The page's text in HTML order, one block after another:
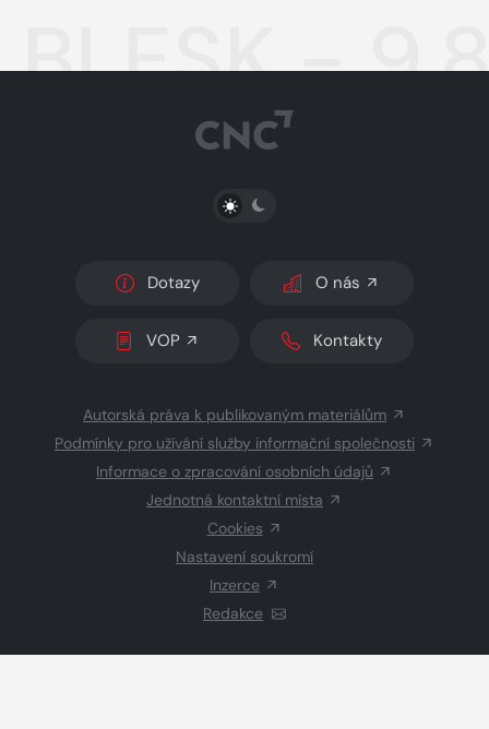
BLESK -
PŘEPNOUT SVĚTLÝ/TMAVÝ REŽIM
Dotazy O nás
VOP Kontakty
Autorská práva k publikovaným materiálům
Podmínky pro užívání služby informační společnosti
Informace o zpracování osobních údajů
Jednotná kontaktní místa
Cookies
Nastavení soukromí
Inzerce
Redakce